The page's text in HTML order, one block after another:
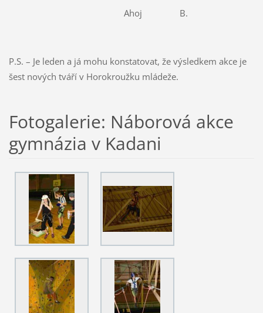
Ahoj B.
P.S. – Je leden a já mohu konstatovat, že výsledkem akce je
šest nových tváří v Horokroužku mládeže.
Fotogalerie: Náborová akce
gymnázia v Kadani